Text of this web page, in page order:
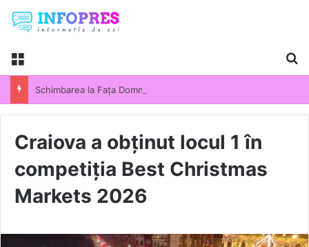
Menu
Craiova a obținut locul 1 în
competiția Best Christmas
Markets 2026